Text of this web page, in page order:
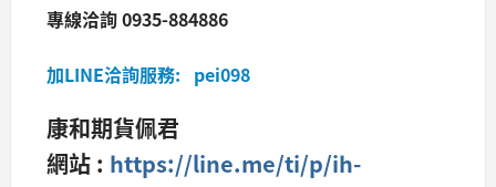
專線洽詢 0935-884886
加LINE洽詢服務: pei098
康和期貨佩君
網站 : https://line.me/ti/p/ih-